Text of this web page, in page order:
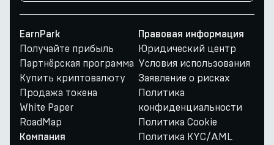
EarnPark
Получайте прибыль
Партнёрская программа
Купить криптовалюту
Продажа токена
White Paper
RoadMap
Компания
Правовая информация
Юридический центр
Условия использования
Заявление о рисках
Политика
конфиденциальности
Политика Cookie
Политика KYC/AML